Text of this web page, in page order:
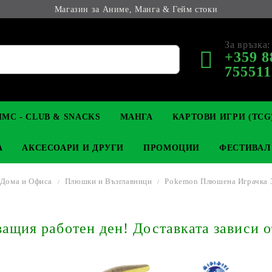
Магазин за Аниме, Манга & Гейм стоки
За връзка:
+359
КОЛЕКЦИОНЕРСКИ
YU-GI-OH! TCG
- CLUB & SNACKS МАНГА
LIGHT NOVEL
КАРТОВИ ИГРИ
MAGIC: THE GATHERING
АНИМЕ ФИГУРКИ
АКСЕСОАРИ И ДРУГИ
КЛЮЧОДЪРЖАТЕЛИ
ПРОМОЦИИ
и Офиса Плюшки и Възглавници Pokemon Плюшена Играчка
работен ден! Доставката зависи